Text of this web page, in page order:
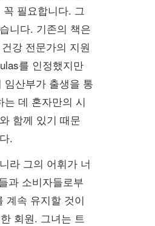
필요합니다. 그
니다. 기존의 책은
강 전문가의 지원
를 인정했지만
임산부가 출생을 통
데 혼자만의 시
함께 있기 때문
.
라 그의 어휘가 너
과 소비자들로부
계속 유지할 것이
회원. 그녀는 트